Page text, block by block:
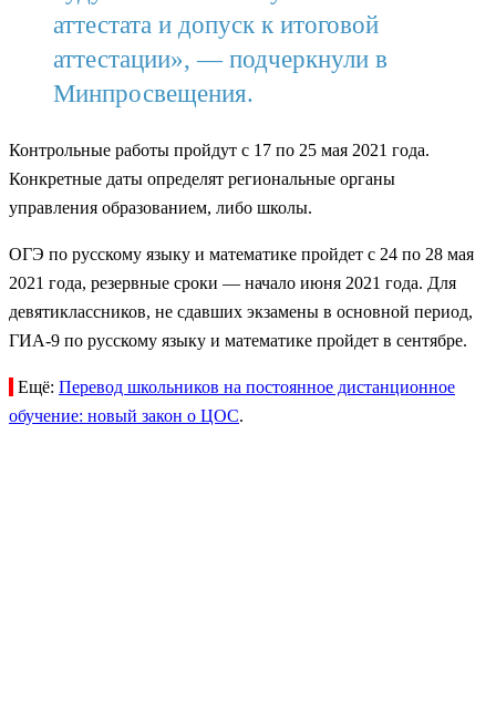
аттестата и допуск к итоговой
аттестации», — подчеркнули в
Минпросвещения.
Контрольные работы пройдут с 17 по 25 мая 2021 года.
Конкретные даты определят региональные органы
управления образованием, либо школы.
ОГЭ по русскому языку и математике пройдет с 24 по 28 мая
2021 года, резервные сроки — начало июня 2021 года. Для
девятиклассников, не сдавших экзамены в основной период,
ГИА-9 по русскому языку и математике пройдет в сентябре.
Ещё: Перевод школьников на постоянное дистанционное
обучение: новый закон о ЦОС.